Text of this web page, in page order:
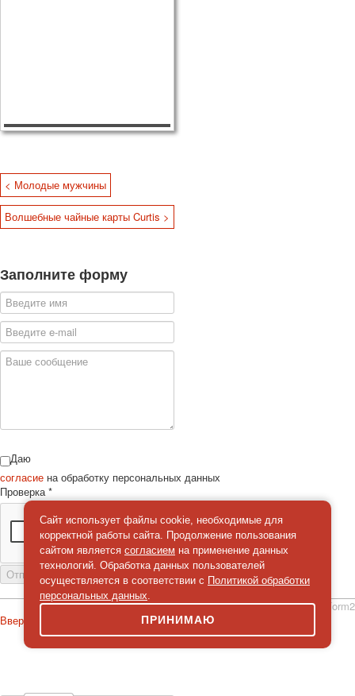
< Молодые мужчины
Волшебные чайные карты Curtis >
Заполните форму
Даю
согласие на обработку персональных данных
Проверка*
Отправить сообщение
simpleForm2
Вверх
Сайт использует файлы cookie, необходимые для
корректной работы сайта. Продолжение пользования
сайтом является согласием на применение данных
технологий. Обработка данных пользователей
осуществляется в соответствии с Политикой обработки
персональных данных.
ПРИНИМАЮ